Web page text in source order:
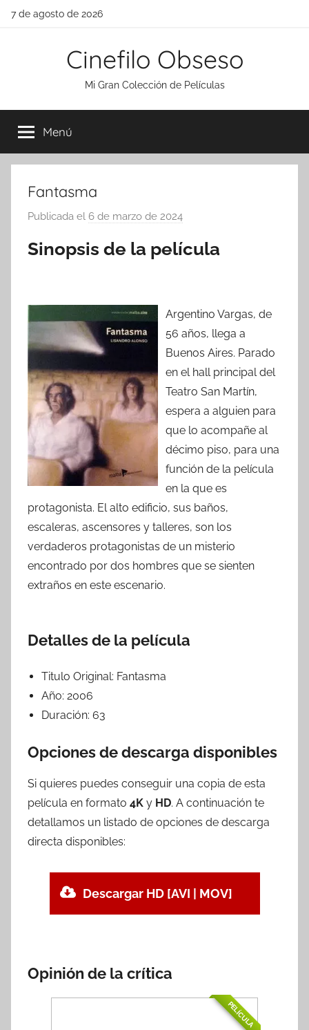
Saltar
7 de agosto de 2026
Cinefilo Obseso
Mi Gran Colección de Películas
Menú
Fantasma
Publicada el 6 de marzo de 2024
r
Sinopsis de la película
Argentino Vargas, de
56 años, llega a
Buenos Aires. Parado
en el hall principal del
Teatro San Martín,
espera a alguien para
que lo acompañe al
décimo piso, para una
función de la película
en la que es
protagonista. El alto edificio, sus baños,
escaleras, ascensores y talleres, son los
verdaderos protagonistas de un misterio
encontrado por dos hombres que se sienten
extraños en este escenario.
Detalles de la película
Titulo Original: Fantasma
Año: 2006
Duración: 63
Opciones de descarga disponibles
Si quieres puedes conseguir una copia de esta
película en formato 4K y HD. A continuación te
detallamos un listado de opciones de descarga
directa disponibles:
Descargar HD [AVI | MOV]
Opinión de la crítica
PELÍCULA